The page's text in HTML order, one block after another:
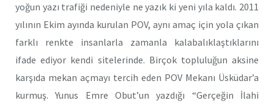
yoğun yazı trafiği nedeniyle ne yazık ki yeni yıla kaldı. 2011
yılının Ekim ayında kurulan POV, aynı amaç için yola çıkan
farklı renkte insanlarla zamanla kalabalıklaştıklarını
ifade ediyor kendi sitelerinde. Birçok topluluğun aksine
karşıda mekan açmayı tercih eden POV Mekanı Üsküdar’a
kurmuş. Yunus Emre Obut’un yazdığı “Gerçeğin İlahi